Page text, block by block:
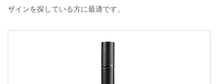
ザインを探している方に最適です。